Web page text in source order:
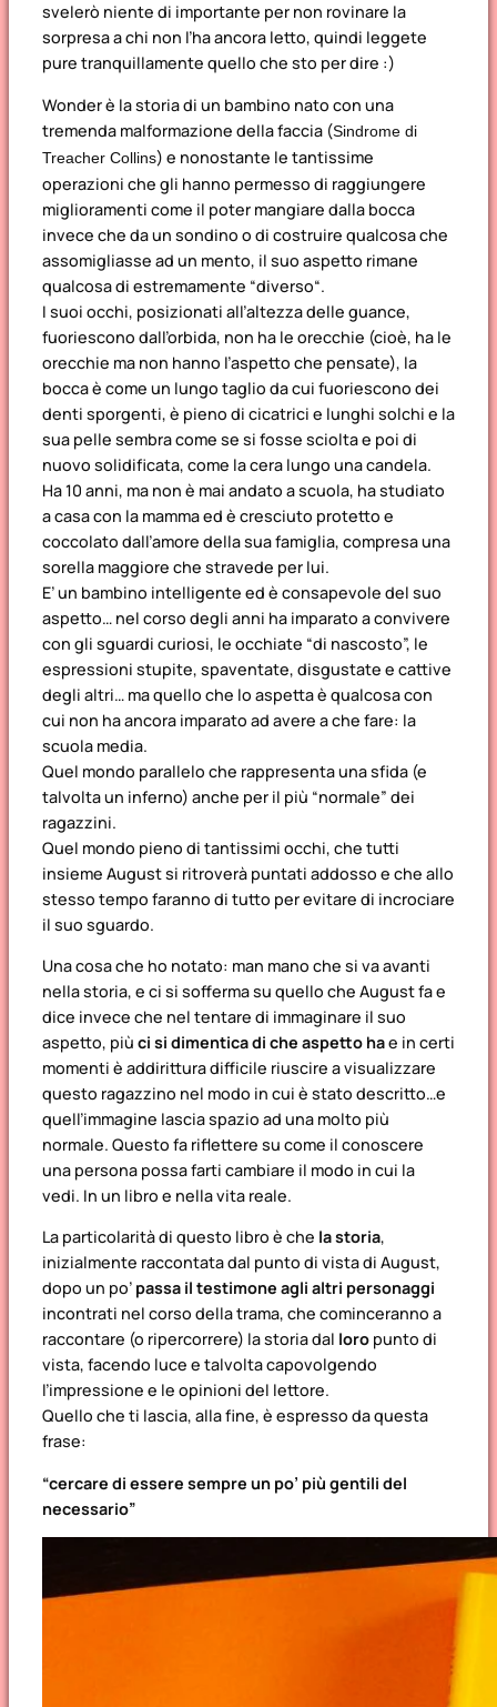
svelerò niente di importante per non rovinare la
sorpresa a chi non l’ha ancora letto, quindi leggete
pure tranquillamente quello che sto per dire :)
Wonder è la storia di un bambino nato con una
tremenda malformazione della faccia (Sindrome di
Treacher Collins) e nonostante le tantissime
operazioni che gli hanno permesso di raggiungere
miglioramenti come il poter mangiare dalla bocca
invece che da un sondino o di costruire qualcosa che
assomigliasse ad un mento, il suo aspetto rimane
qualcosa di estremamente “diverso“.
I suoi occhi, posizionati all’altezza delle guance,
fuoriescono dall’orbida, non ha le orecchie (cioè, ha le
orecchie ma non hanno l’aspetto che pensate), la
bocca è come un lungo taglio da cui fuoriescono dei
denti sporgenti, è pieno di cicatrici e lunghi solchi e la
sua pelle sembra come se si fosse sciolta e poi di
nuovo solidificata, come la cera lungo una candela.
Ha 10 anni, ma non è mai andato a scuola, ha studiato
a casa con la mamma ed è cresciuto protetto e
coccolato dall’amore della sua famiglia, compresa una
sorella maggiore che stravede per lui.
E’ un bambino intelligente ed è consapevole del suo
aspetto… nel corso degli anni ha imparato a convivere
con gli sguardi curiosi, le occhiate “di nascosto”, le
espressioni stupite, spaventate, disgustate e cattive
degli altri… ma quello che lo aspetta è qualcosa con
cui non ha ancora imparato ad avere a che fare: la
scuola media.
Quel mondo parallelo che rappresenta una sfida (e
talvolta un inferno) anche per il più “normale” dei
ragazzini.
Quel mondo pieno di tantissimi occhi, che tutti
insieme August si ritroverà puntati addosso e che allo
stesso tempo faranno di tutto per evitare di incrociare
il suo sguardo.
Una cosa che ho notato: man mano che si va avanti
nella storia, e ci si sofferma su quello che August fa e
dice invece che nel tentare di immaginare il suo
aspetto, più ci si dimentica di che aspetto hae in certi
momenti è addirittura difficile riuscire a visualizzare
questo ragazzino nel modo in cui è stato descritto…e
quell’immagine lascia spazio ad una molto più
normale. Questo fa riflettere su come il conoscere
una persona possa farti cambiare il modo in cui la
vedi. In un libro e nella vita reale.
La particolarità di questo libro è che la storia,
inizialmente raccontata dal punto di vista di August,
dopo un po’ passa il testimone agli altri personaggi
incontrati nel corso della trama, che cominceranno a
raccontare (o ripercorrere) la storia dal loro punto di
vista, facendo luce e talvolta capovolgendo
l’impressione e le opinioni del lettore.
Quello che ti lascia, alla fine, è espresso da questa
frase:
“cercare di essere sempre un po’ più gentili del
necessario”